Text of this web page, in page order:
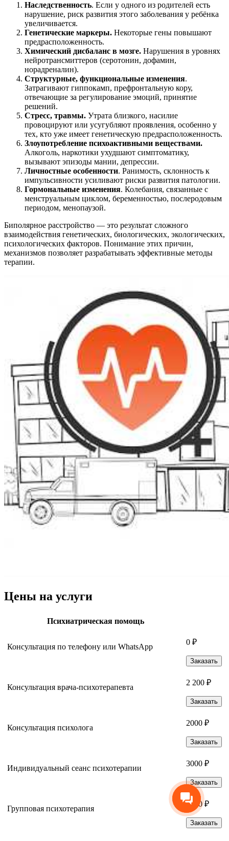
Наследственность. Если у одного из родителей есть
нарушение, риск развития этого заболевания у ребёнка
увеличивается.
Генетические маркеры. Некоторые гены повышают
предрасположенность.
Химический дисбаланс в мозге. Нарушения в уровнях
нейротрансмиттеров (серотонин, дофамин,
норадреналин).
Структурные, функциональные изменения.
Затрагивают гиппокамп, префронтальную кору,
отвечающие за регулирование эмоций, принятие
решений.
Стресс, травмы. Утрата близкого, насилие
провоцируют или усугубляют проявления, особенно у
тех, кто уже имеет генетическую предрасположенность.
Злоупотребление психоактивными веществами.
Алкоголь, наркотики ухудшают симптоматику,
вызывают эпизоды мании, депрессии.
Личностные особенности. Ранимость, склонность к
импульсивности усиливают риски развития патологии.
Гормональные изменения. Колебания, связанные с
менструальным циклом, беременностью, послеродовым
периодом, менопаузой.
Биполярное расстройство ― это результат сложного
взаимодействия генетических, биологических, экологических,
психологических факторов. Понимание этих причин,
механизмов позволяет разрабатывать эффективные методы
терапии.
Цены на услуги
Психиатрическая помощь
Консультация по телефону или WhatsApp
0 ₽
Заказать
Консультация врача-психотерапевта
2 200 ₽
Заказать
Консультация психолога
2000 ₽
Заказать
Индивидуальный сеанс психотерапии
3000 ₽
Заказать
Групповая психотерапия
3500 ₽
Заказать